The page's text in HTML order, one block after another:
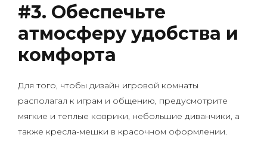
#3. Обеспечьте
атмосферу удобства и
комфорта
Для того, чтобы дизайн игровой комнаты
располагал к играм и общению, предусмотрите
мягкие и теплые коврики, небольшие диванчики, а
также кресла-мешки в красочном оформлении.